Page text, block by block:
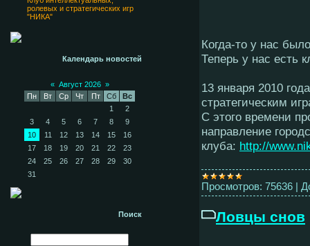
ролевых и стратегических игр
"НИКА"
Календарь новостей
« Август 2026 »
Пн
Вт Ср Чт Пт Сб
Вс
1
2
3
4 5 6 7 8
9
10
11 12 13 14 15
16
17
18 19 20 21 22
23
24
25 26 27 28 29
30
31
Поиск
Когда-то у нас
Теперь у нас есть
13 января 2010
стратегическим
С этого времени
направление
клуба: http://
Просмотров: 75636 |
Ловцы снов